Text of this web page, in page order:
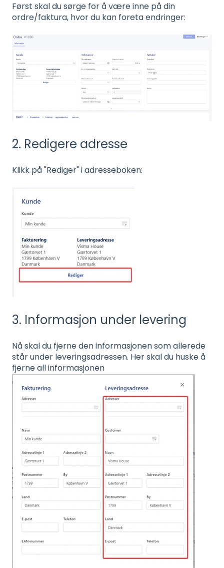
Først skal du sørge for å være inne på din
ordre/faktura, hvor du kan foreta endringer:
2. Redigere adresse
Klikk på "Rediger" i adresseboken:
3. Informasjon under levering
Nå skal du fjerne den informasjonen som allerede
står under leveringsadressen. Her skal du huske å
fjerne all informasjonen